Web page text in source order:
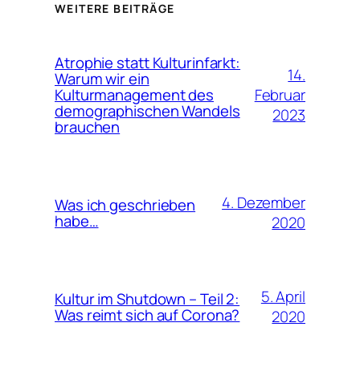
WEITERE BEITRÄGE
Atrophie statt Kulturinfarkt:
Warum wir ein
Kulturmanagement des
demographischen Wandels
brauchen
14.
Februar
2023
Was ich geschrieben
habe…
4. Dezember
2020
Kultur im Shutdown – Teil 2:
Was reimt sich auf Corona?
5. April
2020